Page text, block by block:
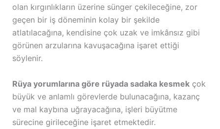
olan kırgınlıkların üzerine sünger çekileceğine, zor
geçen bir iş döneminin kolay bir şekilde
atlatılacağına, kendisine çok uzak ve imkânsız gibi
görünen arzularına kavuşacağına işaret ettiği
söylenir.
Rüya yorumlarına göre rüyada sadaka kesmekçok
büyük ve anlamlı görevlerde bulunacağına, kazanç
ve mal kaybına uğrayacağına, işleri büyütme
sürecine girileceğine işaret etmektedir.